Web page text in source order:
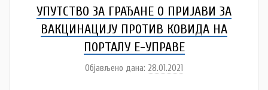
t
a
n
o
УПУТСТВО ЗА ГРАЂАНЕ О ПРИЈАВИ ЗА
ВАКЦИНАЦИЈУ ПРОТИВ КОВИДА НА
ПОРТАЛУ Е-УПРАВЕ
Објављено дана: 28.01.2021